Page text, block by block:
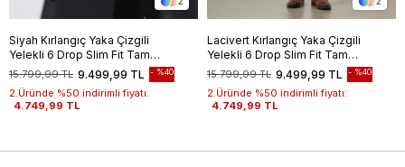
Siyah Kırlangıç Yaka Çizgili
Yelekli 6 Drop Slim Fit Tam
Astar Yünlü Takım Elbise
1001245154
9.499,99 TL
15.799,99 TL %40
2.Üründe %50 indirimli fiyatı:
4.749,99 TL
Lacivert Kırlangıç Yaka Çizgili
Yelekli 6 Drop Slim Fit Tam
Astar Yünlü Takım Elbise
1001245154
9.499,99 TL
15.799,99 TL %40
2.Üründe %50 indirimli fiyatı:
4.749,99 TL